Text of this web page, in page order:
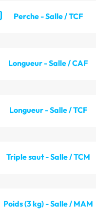
Perche - Salle / TCF
Longueur - Salle / CAF
Longueur - Salle / TCF
Triple saut - Salle / TCM
Poids (3 kg) - Salle / MAM